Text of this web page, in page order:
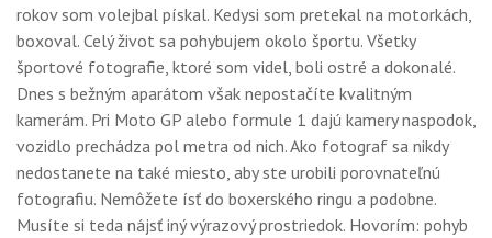
rokov som volejbal pískal. Kedysi som pretekal na motorkách,
boxoval. Celý život sa pohybujem okolo športu. Všetky
športové fotografie, ktoré som videl, boli ostré a dokonalé.
Dnes s bežným aparátom však nepostačíte kvalitným
kamerám. Pri Moto GP alebo formule 1 dajú kamery naspodok,
vozidlo prechádza pol metra od nich. Ako fotograf sa nikdy
nedostanete na také miesto, aby ste urobili porovnateľnú
fotografiu. Nemôžete ísť do boxerského ringu a podobne.
Musíte si teda nájsť iný výrazový prostriedok. Hovorím: pohyb